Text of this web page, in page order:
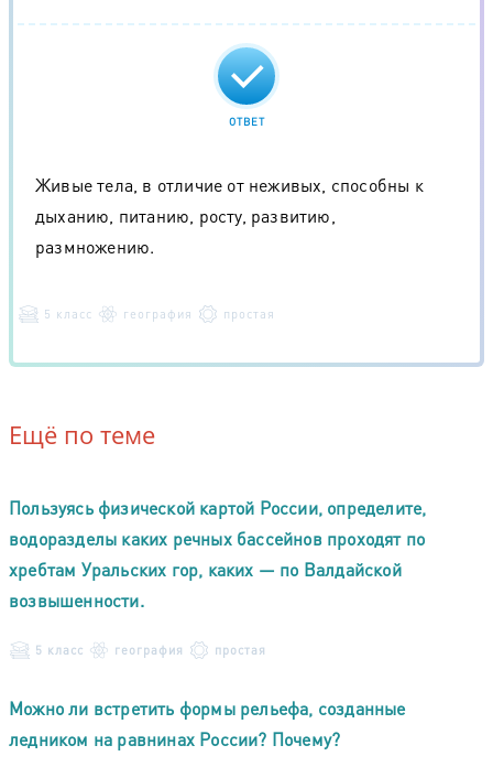
ОТВЕТ
Живые тела, в отличие от неживых, способны к
дыханию, питанию, росту, развитию,
размножению.
5 класс география простая
Ещё по теме
Пользуясь физической картой России, определите,
водоразделы каких речных бассейнов проходят по
хребтам Уральских гор, каких — по Валдайской
возвышенности.
5 класс география простая
Можно ли встретить формы рельефа, созданные
ледником на равнинах России? Почему?